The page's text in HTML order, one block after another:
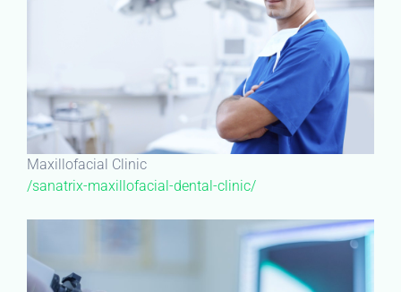
Maxillofacial Clinic
/sanatrix-maxillofacial-dental-clinic/